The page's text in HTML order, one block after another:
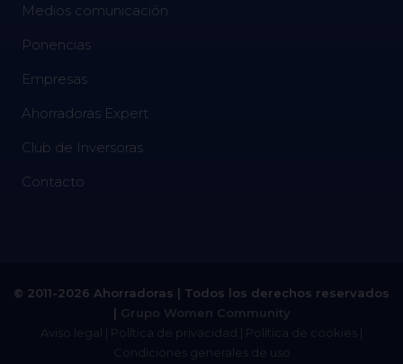
Medios comunicación
Ponencias
Empresas
Ahorradoras Expert
Club de Inversoras
Contacto
© 2011-2026 Ahorradoras | Todos los derechos reservados
| Grupo Women Community
Aviso legal
Política de privacidad Política de cookies
Condiciones generales de uso